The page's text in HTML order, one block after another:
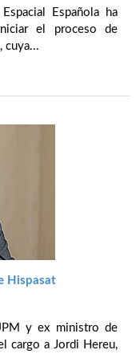
Española ha
el proceso de
cuya...
Hispasat
y ex ministro de
cargo a Jordi Hereu,